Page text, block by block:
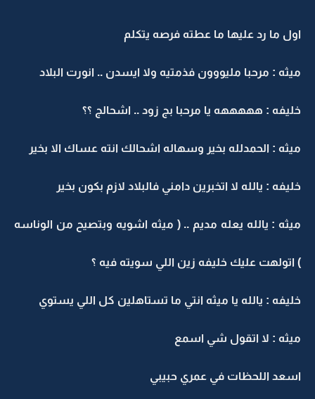
اول ما رد عليها ما عطته فرصه يتكلم
ميثه : مرحبا مليووون فذمتيه ولا ايسدن .. انورت البلاد
خليفه : هههههه يا مرحبا بج زود .. اشحالج ؟؟
ميثه : الحمدلله بخير وسهاله اشحالك انته عساك الا بخير
خليفه : يالله لا اتخبرين دامني فالبلاد لازم بكون بخير
ميثه : يالله يعله مديم .. ( ميثه اشويه وبتصيح من الوناسه
) اتولهت عليك خليفه زين اللي سويته فيه ؟
خليفه : يالله يا ميثه انتي ما تستاهلين كل اللي يستوي
ميثه : لا اتقول شي اسمع
اسعد اللحظات في عمري حبيبي